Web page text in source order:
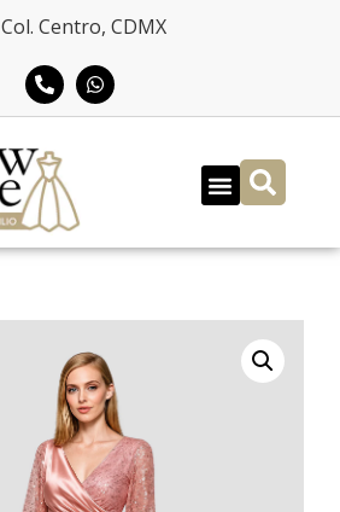
Col. Centro, CDMX